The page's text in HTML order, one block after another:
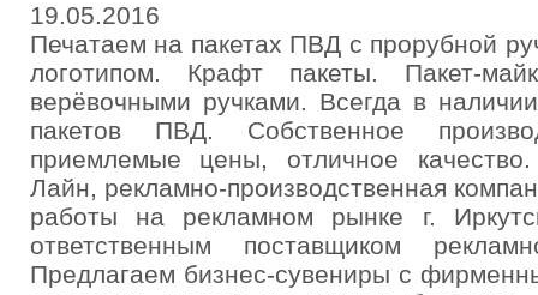
19.05.2016
Печатаем на пакетах ПВД с прорубной
логотипом. Крафт пакеты. Пакет-
верёвочными ручками. Всегда в
пакетов ПВД. Собственное
приемлемые цены, отличное
Лайн, рекламно-производственная
работы на рекламном рынке г.
ответственным поставщиком
Предлагаем бизнес-сувениры с